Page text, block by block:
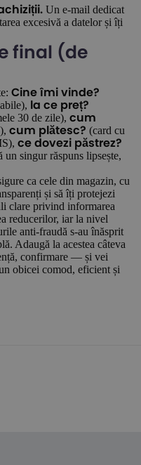
Un e-mail dedicat
excesivă a datelor și îți
final (de
Cine îmi vinde?
la ce preț?
30 de zile), cum
cum plătesc? (card cu
ce dovezi păstrez?
singur răspuns lipsește,
ca cele din magazin, cu
și să îți protejezi
clare privind informarea
reducerilor, iar la nivel
anti-fraudă s-au înăsprit
Adaugă la acestea câteva
confirmare — și vei
obicei comod, eficient și